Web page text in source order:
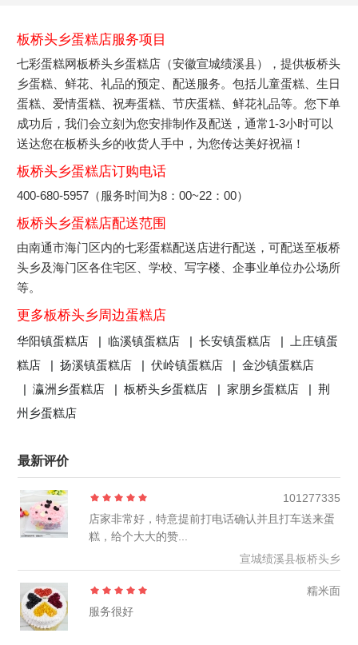
板桥头乡蛋糕店服务项目
七彩蛋糕网板桥头乡蛋糕店（安徽宣城绩溪县），提供板桥头
乡蛋糕、鲜花、礼品的预定、配送服务。包括儿童蛋糕、生日
蛋糕、爱情蛋糕、祝寿蛋糕、节庆蛋糕、鲜花礼品等。您下单
成功后，我们会立刻为您安排制作及配送，通常1-3小时可以
送达您在板桥头乡的收货人手中，为您传达美好祝福！
板桥头乡蛋糕店订购电话
400-680-5957（服务时间为8：00~22：00）
板桥头乡蛋糕店配送范围
由南通市海门区内的七彩蛋糕配送店进行配送，可配送至板桥
头乡及海门区各住宅区、学校、写字楼、企事业单位办公场所
等。
更多板桥头乡周边蛋糕店
华阳镇蛋糕店 |临溪镇蛋糕店 |长安镇蛋糕店 |
上庄镇蛋
糕店 |扬溪镇蛋糕店 |伏岭镇蛋糕店 |金沙镇蛋糕店
|瀛洲乡蛋糕店 |板桥头乡蛋糕店 |家朋乡蛋糕店 |荆
州乡蛋糕店
最新评价
101277335
店家非常好，特意提前打电话确认并且打车送来蛋
糕，给个大大的赞...
宣城绩溪县板桥头乡
糯米面
服务很好